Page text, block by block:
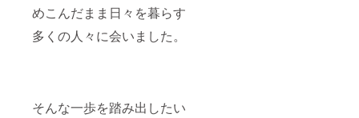
めこんだまま日々を暮らす
多くの人々に会いました。
そんな一歩を踏み出したい